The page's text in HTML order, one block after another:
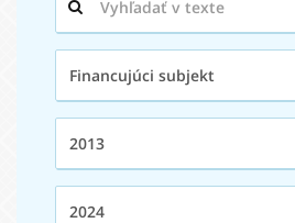
výraz:
subjekt:
Financujúci subjekt
2013
Do:
2024